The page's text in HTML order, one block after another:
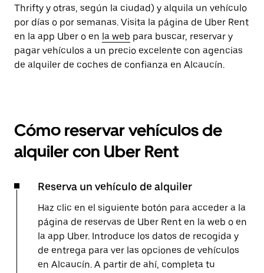
Thrifty y otras, según la ciudad) y alquila un vehículo
por días o por semanas. Visita la página de Uber Rent
en la app Uber o en la web para buscar, reservar y
pagar vehículos a un precio excelente con agencias
de alquiler de coches de confianza en Alcaucín.
Cómo reservar vehículos de
alquiler con Uber Rent
Reserva un vehículo de alquiler
Haz clic en el siguiente botón para acceder a la
página de reservas de Uber Rent en la web o en
la app Uber. Introduce los datos de recogida y
de entrega para ver las opciones de vehículos
en Alcaucín. A partir de ahí, completa tu